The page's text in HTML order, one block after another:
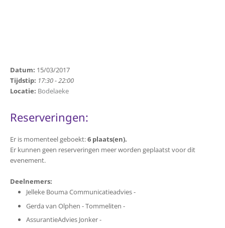
Datum: 15/03/2017
Tijdstip: 17:30 - 22:00
Locatie: Bodelaeke
Reserveringen:
Er is momenteel geboekt:6 plaats(en).
Er kunnen geen reserveringen meer worden geplaatst voor dit
evenement.
Deelnemers:
Jelleke Bouma Communicatieadvies -
Gerda van Olphen - Tommeliten -
AssurantieAdvies Jonker -